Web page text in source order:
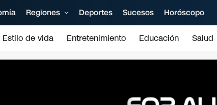
Regiones Deportes Sucesos Horóscopo
Estilo de vida Entretenimiento Educación Salud